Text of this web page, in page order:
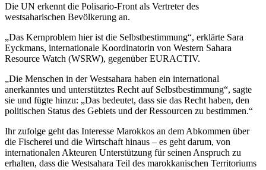
Die UN erkennt die Polisario-Front als Vertreter des
westsaharischen Bevölkerung an.
„Das Kernproblem hier ist die Selbstbestimmung“, erklärte Sara
Eyckmans, internationale Koordinatorin von Western Sahara
Resource Watch (WSRW), gegenüber EURACTIV.
„Die Menschen in der Westsahara haben ein international
anerkanntes und unterstütztes Recht auf Selbstbestimmung“, sagte
sie und fügte hinzu: „Das bedeutet, dass sie das Recht haben, den
politischen Status des Gebiets und der Ressourcen zu bestimmen.“
Ihr zufolge geht das Interesse Marokkos an dem Abkommen über
die Fischerei und die Wirtschaft hinaus – es geht darum, von
internationalen Akteuren Unterstützung für seinen Anspruch zu
erhalten, dass die Westsahara Teil des marokkanischen Territoriums